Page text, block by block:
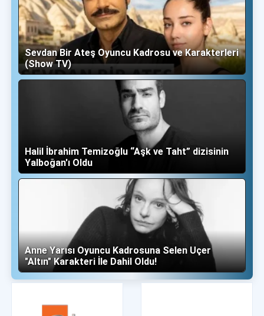
Sevdan Bir Ateş Oyuncu Kadrosu ve Karakterleri
(Show TV)
Halil İbrahim Temizoğlu “Aşk ve Taht” dizisinin
Yalboğan'ı Oldu
Anne Yarısı Oyuncu Kadrosuna Selen Uçer
"Altın" Karakteri İle Dahil Oldu!